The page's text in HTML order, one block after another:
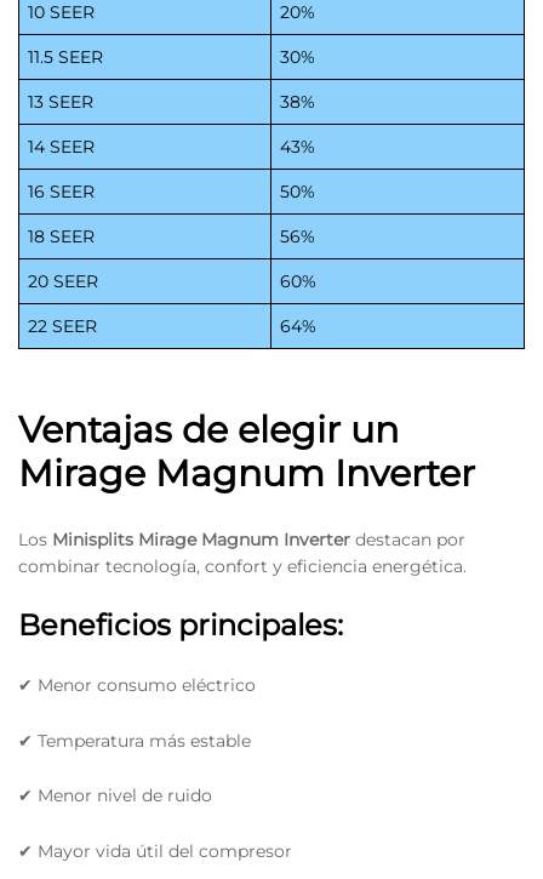
10 SEER 20%
11.5 SEER 30%
13 SEER 38%
14 SEER 43%
16 SEER 50%
18 SEER 56%
20 SEER 60%
22 SEER 64%
Ventajas de elegir un
Mirage Magnum Inverter
Los Minisplits Mirage Magnum Inverter destacan por
combinar tecnología, confort y eficiencia energética.
Beneficios principales:
✔ Menor consumo eléctrico
✔ Temperatura más estable
✔ Menor nivel de ruido
✔ Mayor vida útil del compresor